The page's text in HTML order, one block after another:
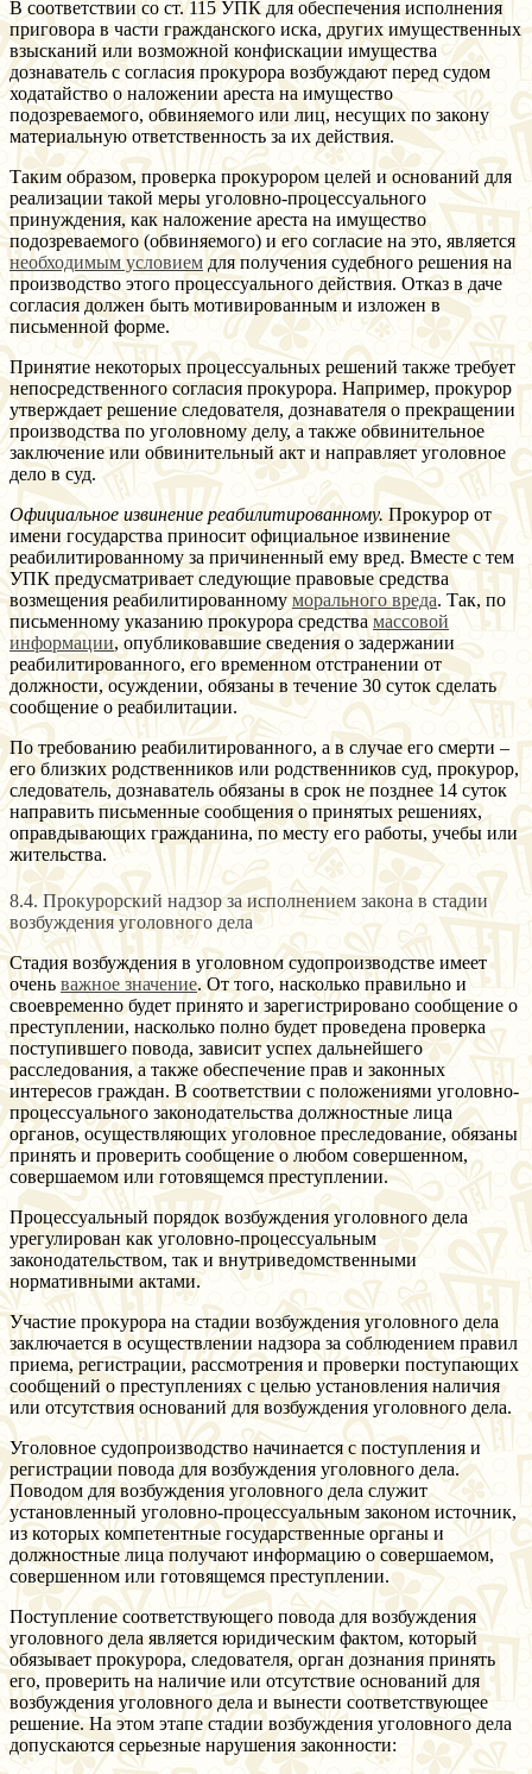
В соответствии со ст. 115 УПК для обеспечения исполнения
приговора в части гражданского иска, других имущественных
взысканий или возможной конфискации имущества
дознаватель с согласия прокурора возбуждают перед судом
ходатайство о наложении ареста на имущество
подозреваемого, обвиняемого или лиц, несущих по закону
материальную ответственность за их действия.
Таким образом, проверка прокурором целей и оснований для
реализации такой меры уголовно-процессуального
принуждения, как наложение ареста на имущество
подозреваемого (обвиняемого) и его согласие на это, является
необходимым условием для получения судебного решения на
производство этого процессуального действия. Отказ в даче
согласия должен быть мотивированным и изложен в
письменной форме.
Принятие некоторых процессуальных решений также требует
непосредственного согласия прокурора. Например, прокурор
утверждает решение следователя, дознавателя о прекращении
производства по уголовному делу, а также обвинительное
заключение или обвинительный акт и направляет уголовное
дело в суд.
Официальное извинение реабилитированному.Прокурор от
имени государства приносит официальное извинение
реабилитированному за причиненный ему вред. Вместе с тем
УПК предусматривает следующие правовые средства
возмещения реабилитированномуморального вреда. Так, по
письменному указанию прокурора средствамассовой
информации, опубликовавшие сведения о задержании
реабилитированного, его временном отстранении от
должности, осуждении, обязаны в течение 30 суток сделать
сообщение о реабилитации.
По требованию реабилитированного, а в случае его смерти –
его близких родственников или родственников суд, прокурор,
следователь, дознаватель обязаны в срок не позднее 14 суток
направить письменные сообщения о принятых решениях,
оправдывающих гражданина, по месту его работы, учебы или
жительства.
8.4. Прокурорский надзор за исполнением закона в стадии
возбуждения уголовного дела
Стадия возбуждения в уголовном судопроизводстве имеет
очень важное значение. От того, насколько правильно и
своевременно будет принято и зарегистрировано сообщение о
преступлении, насколько полно будет проведена проверка
поступившего повода, зависит успех дальнейшего
расследования, а также обеспечение прав и законных
интересов граждан. В соответствии с положениями уголовно-
процессуального законодательства должностные лица
органов, осуществляющих уголовное преследование, обязаны
принять и проверить сообщение о любом совершенном,
совершаемом или готовящемся преступлении.
Процессуальный порядок возбуждения уголовного дела
урегулирован как уголовно-процессуальным
законодательством, так и внутриведомственными
нормативными актами.
Участие прокурора на стадии возбуждения уголовного дела
заключается в осуществлении надзора за соблюдением правил
приема, регистрации, рассмотрения и проверки поступающих
сообщений о преступлениях с целью установления наличия
или отсутствия оснований для возбуждения уголовного дела.
Уголовное судопроизводство начинается с поступления и
регистрации повода для возбуждения уголовного дела.
Поводом для возбуждения уголовного дела служит
установленный уголовно-процессуальным законом источник,
из которых компетентные государственные органы и
должностные лица получают информацию о совершаемом,
совершенном или готовящемся преступлении.
Поступление соответствующего повода для возбуждения
уголовного дела является юридическим фактом, который
обязывает прокурора, следователя, орган дознания принять
его, проверить на наличие или отсутствие оснований для
возбуждения уголовного дела и вынести соответствующее
решение. На этом этапе стадии возбуждения уголовного дела
допускаются серьезные нарушения законности: